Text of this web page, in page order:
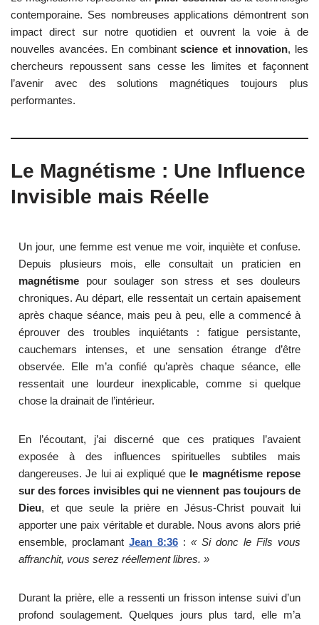
contemporaine. Ses nombreuses applications démontrent son
impact direct sur notre quotidien et ouvrent la voie à de
nouvelles avancées. En combinantscience et innovation, les
chercheurs repoussent sans cesse les limites et façonnent
l’avenir avec des solutions magnétiques toujours plus
performantes.
Le Magnétisme : Une Influence
Invisible mais Réelle
Un jour, une femme est venue me voir, inquiète et confuse.
Depuis plusieurs mois, elle consultait un praticien en
magnétismepour soulager son stress et ses douleurs
chroniques. Au départ, elle ressentait un certain apaisement
après chaque séance, mais peu à peu, elle a commencé à
éprouver des troubles inquiétants : fatigue persistante,
cauchemars intenses, et une sensation étrange d’être
observée. Elle m’a confié qu’après chaque séance, elle
ressentait une lourdeur inexplicable, comme si quelque
chose la drainait de l’intérieur.
En l’écoutant, j’ai discerné que ces pratiques l’avaient
exposée à des influences spirituelles subtiles mais
dangereuses. Je lui ai expliqué que le magnétisme repose
sur des forces invisibles qui ne viennent pas toujours de
Dieu, et que seule la prière en Jésus-Christ pouvait lui
apporter une paix véritable et durable. Nous avons alors prié
ensemble, proclamant Jean 8:36:« Si donc le Fils vous
affranchit, vous serez réellement libres. »
Durant la prière, elle a ressenti un frisson intense suivi d’un
profond soulagement. Quelques jours plus tard, elle m’a